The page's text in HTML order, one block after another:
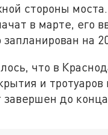
стороны
в марте, его
на
что в
и тротуаров
до